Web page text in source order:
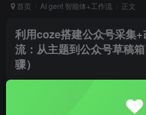
首页 AI gent 智能体+工作流 正文
利用coze搭建公众号采集
流：从主题到公众号草稿
骤）